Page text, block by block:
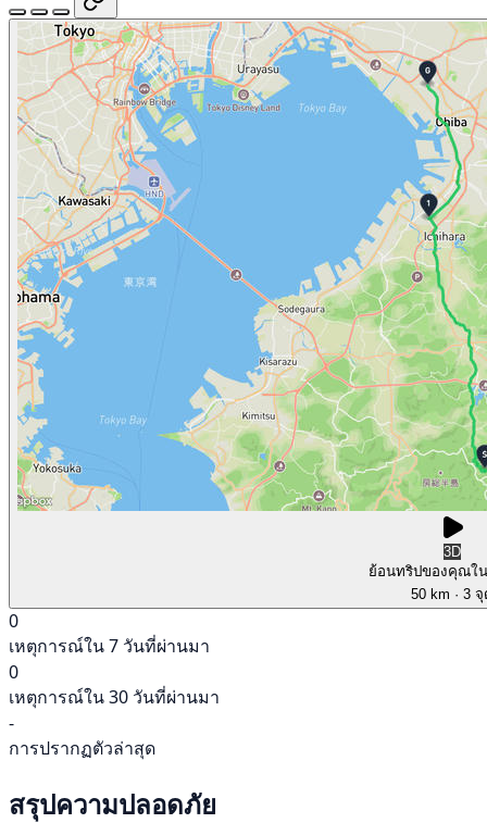
3D
ย้อนทริปของคุณใ
50 km · 3
0
เหตุการณ์ใน 7 วันที่ผ่านมา
0
เหตุการณ์ใน 30 วันที่ผ่านมา
-
การปรากฏตัวล่าสุด
สรุปความปลอดภัย